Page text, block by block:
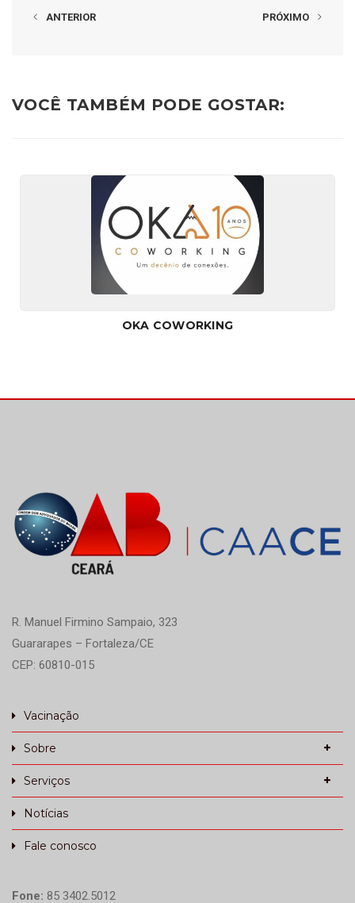
ANTERIOR PRÓXIMO
VOCÊ TAMBÉM PODE GOSTAR:
OKA COWORKING
R. Manuel Firmino Sampaio, 323
Guararapes – Fortaleza/CE
CEP: 60810-015
Vacinação
Sobre
Serviços
Notícias
Fale conosco
Fone: 85 3402.5012